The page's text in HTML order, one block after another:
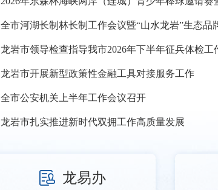
龙岩市领导检查指导我市2026年下半年征兵体检工
龙岩市开展新型政策性金融工具对接服务工作
全市公安机关上半年工作会议召开
龙岩市扎实推进新时代双拥工作高质量发展
 龙易办